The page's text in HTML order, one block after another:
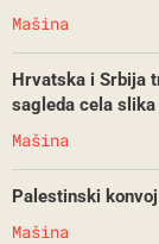
Mašina
Hrvatska i Srbija
sagleda cela
Mašina
Palestinski
Mašina